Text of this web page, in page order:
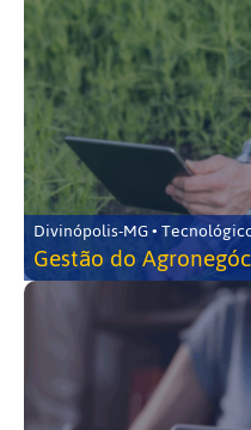
Gestão do